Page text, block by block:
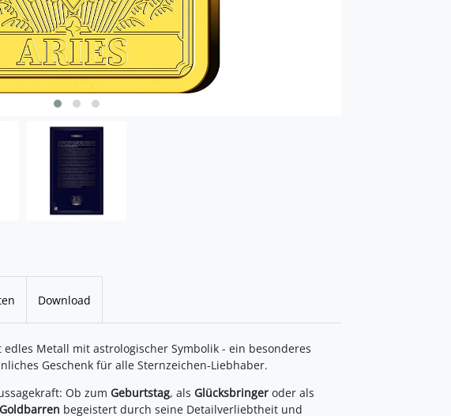
Download
Metall mit astrologischer Symbolik - ein besonderes
Geschenk für alle Sternzeichen-Liebhaber.
Ob zum Geburtstag, als Glücksbringer oder als
begeistert durch seine Detailverliebtheit und